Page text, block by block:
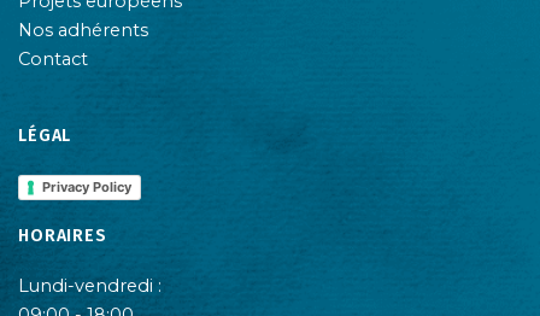
Nos adhérents
Contact
LÉGAL
Privacy Policy
HORAIRES
Lundi-vendredi :